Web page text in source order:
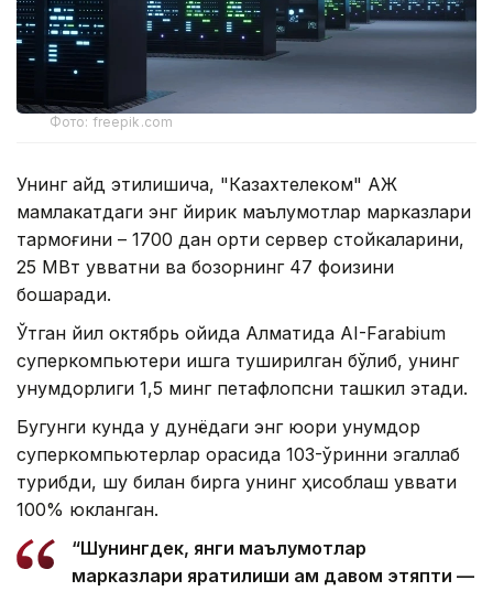
Фото: freepik.com
Унинг қайд этилишича, "Казахтелеком" АЖ
мамлакатдаги энг йирик маълумотлар марказлари
тармоғини – 1700 дан ортиқ сервер стойкаларини,
25 МВт қувватни ва бозорнинг 47 фоизини
бошқаради.
Ўтган йил октябрь ойида Алматида AI-Farabium
суперкомпьютери ишга туширилган бўлиб, унинг
унумдорлиги 1,5 минг петафлопсни ташкил этади.
Бугунги кунда у дунёдаги энг юқори унумдор
суперкомпьютерлар орасида 103-ўринни эгаллаб
турибди, шу билан бирга унинг ҳисоблаш қуввати
100% юкланган.
“Шунингдек, янги маълумотлар
марказлари яратилиши ҳам давом этяпти —